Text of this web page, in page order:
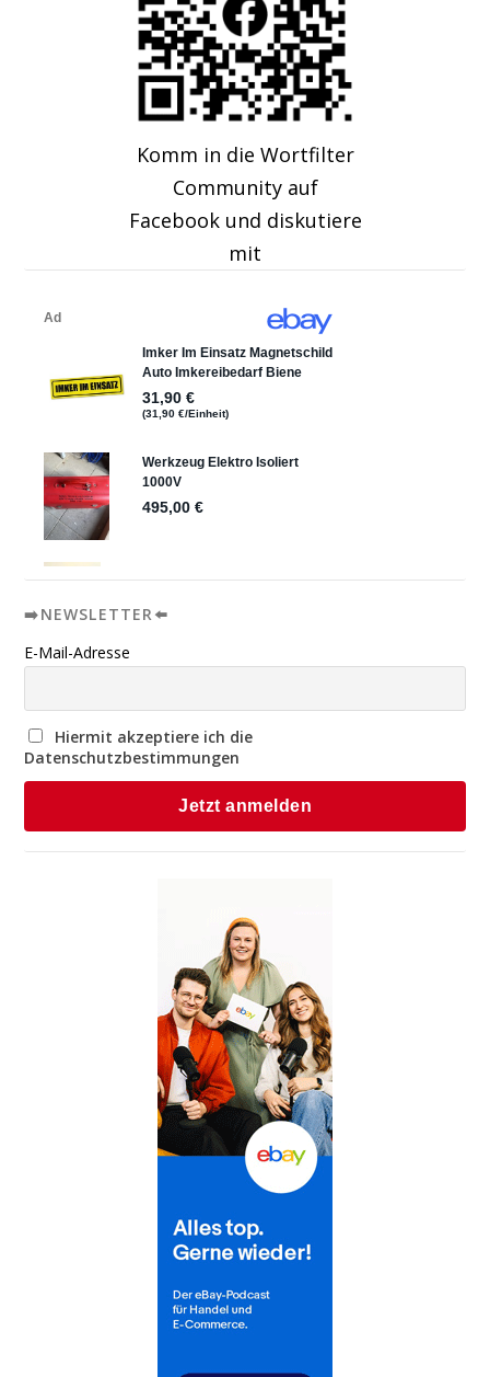
Komm in die Wortfilter
Community auf
Facebook und diskutiere
mit
➡️NEWSLETTER⬅️
E-Mail-Adresse
Hiermit akzeptiere ich die
Datenschutzbestimmungen